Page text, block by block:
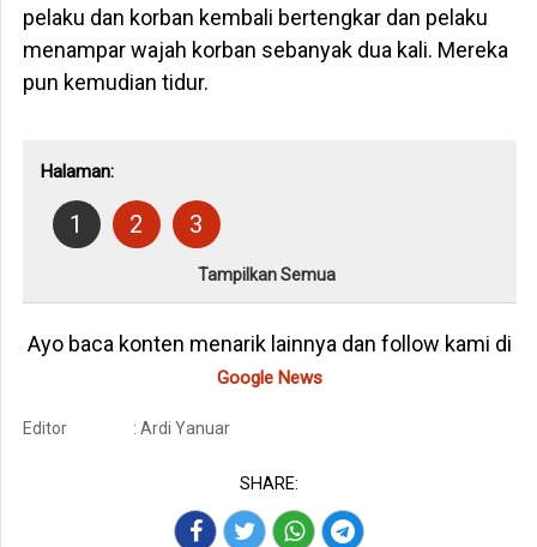
pelaku dan korban kembali bertengkar dan pelaku
menampar wajah korban sebanyak dua kali. Mereka
pun kemudian tidur.
Halaman:
1 2 3
Tampilkan Semua
Ayo baca konten menarik lainnya dan follow kami di
Google News
Editor : Ardi Yanuar
SHARE: